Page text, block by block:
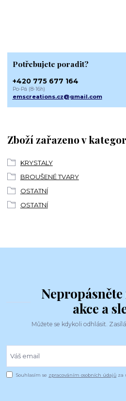
Zboží zařazeno v
KRYSTALY
BROUŠENÉ TVARY
OSTATNÍ
OSTATNÍ
Potřebujete poradit?
+420 775 677 164
Po-Pá (8-16h)
emscreations.cz@gmail.com
akce a
Můžete se kdykoli odhlásit.
Souhlasím se zpracováním osobních údajů za